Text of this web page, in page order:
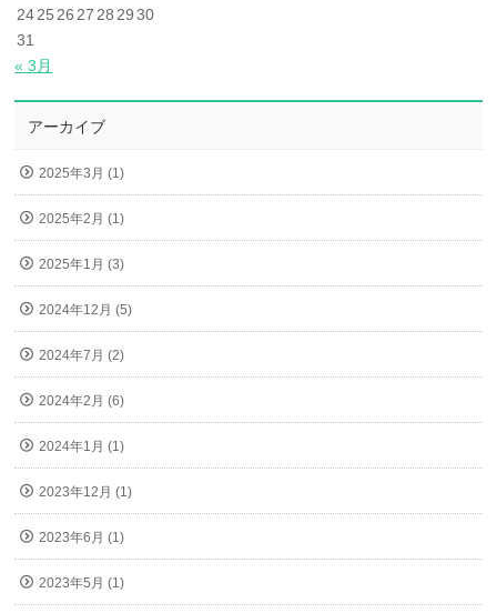
2425 26 27 28 29 30
31
« 3月
アーカイブ
2025年3月 (1)
2025年2月 (1)
2025年1月 (3)
2024年12月 (5)
2024年7月 (2)
2024年2月 (6)
2024年1月 (1)
2023年12月 (1)
2023年6月 (1)
2023年5月 (1)